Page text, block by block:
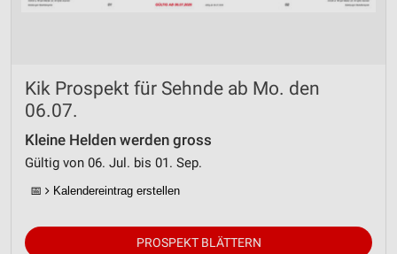
Kik Prospekt für Sehnde ab Mo. den
06.07.
Kleine Helden werden gross
Gültig von 06. Jul. bis 01. Sep.
📅 Kalendereintrag erstellen
PROSPEKT BLÄTTERN